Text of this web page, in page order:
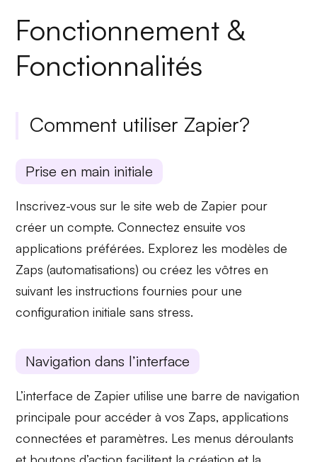
Fonctionnement &
Fonctionnalités
Comment utiliser Zapier?
Prise en main initiale
Inscrivez-vous sur le site web de Zapier pour
créer un compte. Connectez ensuite vos
applications préférées. Explorez les modèles de
Zaps (automatisations) ou créez les vôtres en
suivant les instructions fournies pour une
configuration initiale sans stress.
Navigation dans l’interface
L’interface de Zapier utilise une barre de navigation
principale pour accéder à vos Zaps, applications
connectées et paramètres. Les menus déroulants
et boutons d’action facilitent la création et la